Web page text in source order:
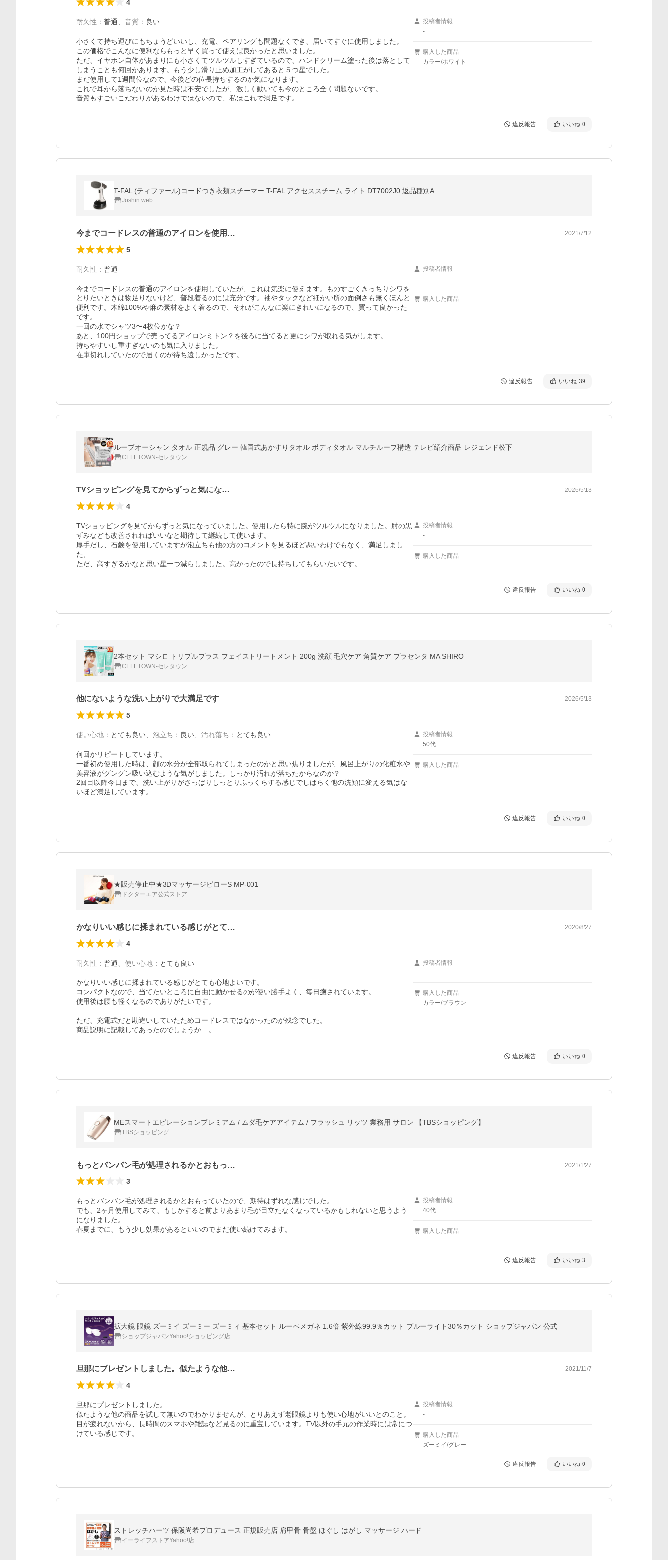
4
耐久性 ： 普通 音質 ： 良い
小さくて持ち運びにもちょうどいいし、充電、ペアリングも問題なくでき、届いてすぐに使用しました。
この価格でこんなに便利ならもっと早く買って使えば良かったと思いました。
ただ、イヤホン自体があまりにも小さくてツルツルしすぎているので、ハンドクリーム塗った後は落として
しまうことも何回かあります。もう少し滑り止め加工がしてあると５つ星でした。
まだ使用して1週間位なので、今後どの位長持ちするのか気になります。
これで耳から落ちないのか見た時は不安でしたが、激しく動いても今のところ全く問題ないです。
音質もすごいこだわりがあるわけではないので、私はこれで満足です。
投稿者情報
-
購入した商品
カラー/ホワイト
違反報告 いいね 0
T-FAL (ティファール)コードつき衣類スチーマー T-FAL アクセススチーム ライト DT7002J0 返品種別A
Joshin web
今までコードレスの普通のアイロンを使用… 2021/7/12
5
耐久性 ： 普通
今までコードレスの普通のアイロンを使用していたが、これは気楽に使えます。ものすごくきっちりシワを
とりたいときは物足りないけど、普段着るのには充分です。袖やタックなど細かい所の面倒さも無くほんと
便利です。木綿100%や麻の素材をよく着るので、それがこんなに楽にきれいになるので、買って良かった
です。
一回の水でシャツ3〜4枚位かな？
あと、100円ショップで売ってるアイロンミトン？を後ろに当てると更にシワが取れる気がします。
持ちやすいし重すぎないのも気に入りました。
在庫切れしていたので届くのが待ち遠しかったです。
投稿者情報
-
購入した商品
-
違反報告 いいね 39
ループオーシャン タオル 正規品 グレー 韓国式あかすりタオル ボディタオル マルチループ構造 テレビ紹介商品 レジェンド松下
CELETOWN-セレタウン
TVショッピングを見てからずっと気にな… 2026/5/13
4
TVショッピングを見てからずっと気になっていました。使用したら特に腕がツルツルになりました。肘の黒
ずみなども改善されればいいなと期待して継続して使います。
厚手だし、石鹸を使用していますが泡立ちも他の方のコメントを見るほど悪いわけでもなく、満足しまし
た。
ただ、高すぎるかなと思い星一つ減らしました。高かったので長持ちしてもらいたいです。
投稿者情報
-
購入した商品
-
違反報告 いいね 0
2本セット マシロ トリプルプラス フェイストリートメント 200g 洗顔 毛穴ケア 角質ケア プラセンタ MA SHIRO
CELETOWN-セレタウン
他にないような洗い上がりで大満足です 2026/5/13
5
使い心地 ： とても良い 泡立ち ： 良い 汚れ落ち ： とても良い
何回かリピートしています。
一番初め使用した時は、顔の水分が全部取られてしまったのかと思い焦りましたが、風呂上がりの化粧水や
美容液がグングン吸い込むような気がしました。しっかり汚れが落ちたからなのか？
2回目以降今日まで、洗い上がりがさっぱりしっとりふっくらする感じでしばらく他の洗顔に変える気はな
いほど満足しています。
投稿者情報
50代
購入した商品
-
違反報告 いいね 0
★販売停止中★3DマッサージピローS MP-001
ドクターエア公式ストア
かなりいい感じに揉まれている感じがとて… 2020/8/27
4
耐久性 ： 普通 使い心地 ： とても良い
かなりいい感じに揉まれている感じがとても心地よいです。
コンパクトなので、当てたいところに自由に動かせるのが使い勝手よく、毎日癒されています。
使用後は腰も軽くなるのでありがたいです。
ただ、充電式だと勘違いしていたためコードレスではなかったのが残念でした。
商品説明に記載してあったのでしょうか…。
投稿者情報
-
購入した商品
カラー/ブラウン
違反報告 いいね 0
MEスマートエピレーションプレミアム / ムダ毛ケアアイテム / フラッシュ リッツ 業務用 サロン 【TBSショッピング】
TBSショッピング
もっとバンバン毛が処理されるかとおもっ… 2021/1/27
3
もっとバンバン毛が処理されるかとおもっていたので、期待はずれな感じでした。
でも、2ヶ月使用してみて、もしかすると前よりあまり毛が目立たなくなっているかもしれないと思うよう
になりました。
春夏までに、もう少し効果があるといいのでまだ使い続けてみます。
投稿者情報
40代
購入した商品
-
違反報告 いいね 3
拡大鏡 眼鏡 ズーミイ ズーミー ズーミィ 基本セット ルーペメガネ 1.6倍 紫外線99.9％カット ブルーライト30％カット ショップジャパン 公式
ショップジャパンYahoo!ショッピング店
旦那にプレゼントしました。似たような他… 2021/11/7
4
旦那にプレゼントしました。
似たような他の商品を試して無いのでわかりませんが、とりあえず老眼鏡よりも使い心地がいいとのこと。
目が疲れないから、長時間のスマホや雑誌など見るのに重宝しています。TV以外の手元の作業時には常につ
けている感じです。
投稿者情報
-
購入した商品
ズーミイ/グレー
違反報告 いいね 0
ストレッチハーツ 保阪尚希プロデュース 正規販売店 肩甲骨 骨盤 ほぐし はがし マッサージ ハード
イーライフストアYahoo!店